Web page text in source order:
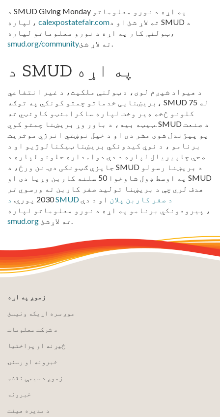
د SMUD Giving Monday په اړه د نورو معلوماتو
لپاره، calexpostatefair.com ته لاړ شئ او د SMUD د
ټولنې کار په اړه د نورو معلوماتو لپاره،
smud.org/communityته لاړ شئ.
د SMUD په اړه
د هیواد شپږم لوی، د ټولنې ملکیت، د غیر انتفاعي
بریښنایی خدماتو چمتو کونکي په توګه، SMUD له 75
کلونو څخه ډیر وخت لپاره ساکرامنټو کاونټي ته
ټیټه بیه، د باور وړ بریښنا چمتو کوي. SMUD د صنعت
یو پیژندل شوی مشر دی او د خپل نوښتي انرژي موثریت
برنامو ، د نوي کیدونکي بریښنا ټیکنالوژیو او د
صحي چاپیریال لپاره د دې دوامداره حلونو لپاره د
جایزې ګټونکی دی. نن ورځ، د SMUD د بریښنا رسولو
په اوسط ډول شاوخوا 50 سلنه کاربن وړیا دی او SMUD
هدف لري چې د بریښنا تولید صفر کاربن ته ورسوي تر
2030 پورې.
د SMUD د صفر کاربن پلان او د دې
پیرودونکي برنامو په اړه د نورو معلوماتو لپاره ،
smud.org
ته لاړشئ.
زموږ په اړه
موږ سره اړیکه ونیسئ
د شرکت معلومات
څیړنه او پراختیا
خبرونه او رسنۍ
زموږ د سیمې نقشه
خبرونه
د مدیره هیئت